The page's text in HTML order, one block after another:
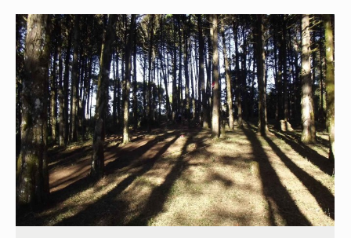
Ingressos
Blog
Contato